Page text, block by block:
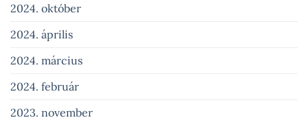
2024. október
2024. április
2024. március
2024. február
2023. november